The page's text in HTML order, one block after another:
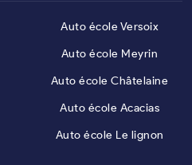
Auto école Versoix
Auto école Meyrin
Auto école Châtelaine
Auto école Acacias
Auto école Le lignon